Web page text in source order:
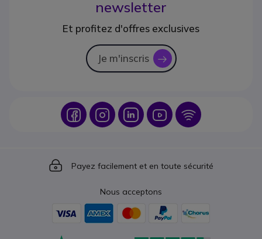
newsletter
Et profitez d'offres exclusives
Je m'inscris icon
Icon IconIcon Icon Icon
Icon
Payez facilement et en toute sécurité
Nous acceptons